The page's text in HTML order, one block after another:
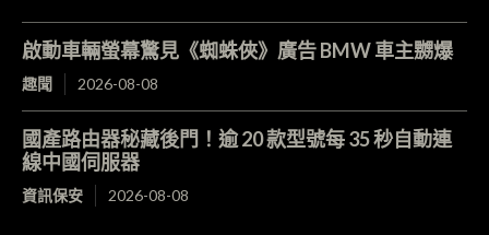
啟動車輛螢幕驚見《蜘蛛俠》廣告 BMW 車主嬲爆
趣聞 2026-08-08
國產路由器秘藏後門！逾 20 款型號每 35 秒自動連
線中國伺服器
資訊保安 2026-08-08